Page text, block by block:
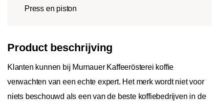
Press en piston
Product beschrijving
Klanten kunnen bij Murnauer Kaffeerösterei koffie
verwachten van een echte expert. Het merk wordt niet voor
niets beschouwd als een van de beste koffiebedrijven in de